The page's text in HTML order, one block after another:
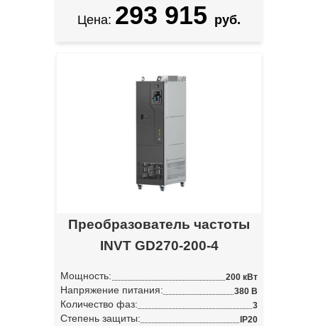
Цена: 293 915 руб.
Преобразователь частоты
INVT GD270-200-4
Мощность: 200 кВт
Напряжение питания: 380 В
Количество фаз: 3
Степень защиты: IP20